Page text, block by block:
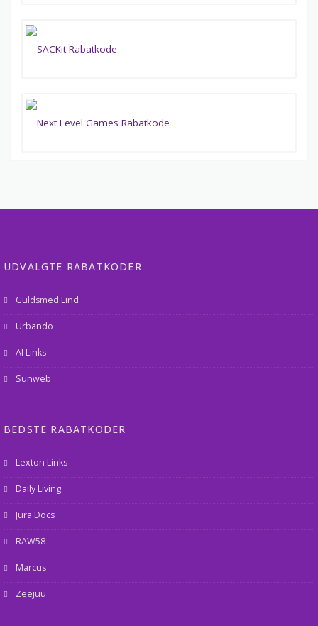
UDVALGTE RABATKODER
Guldsmed Lind
Urbando
AI Links
Sunweb
BEDSTE RABATKODER
Lexton Links
Daily Living
Jura Docs
RAW58
Marcus
Zeejuu